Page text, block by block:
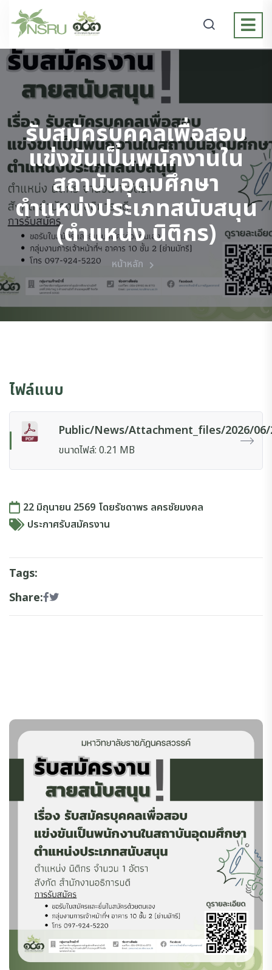
รับสมัครบุคคลเพื่อสอบ
แข่งขันเป็นพนักงานใน
สถาบันอุดมศึกษา
ตำแหน่งประเภทสนับสนุน
(ตำแหน่ง นิติกร)
หน้าหลัก
ไฟล์แนบ
Public/news/attachment_files/2026/06/
ขนาดไฟล์: 0.21 MB
22 มิถุนายน 2569 โดยรัชดาพร ลครชัยมงคล
ประกาศรับสมัครงาน
Tags:
Share: